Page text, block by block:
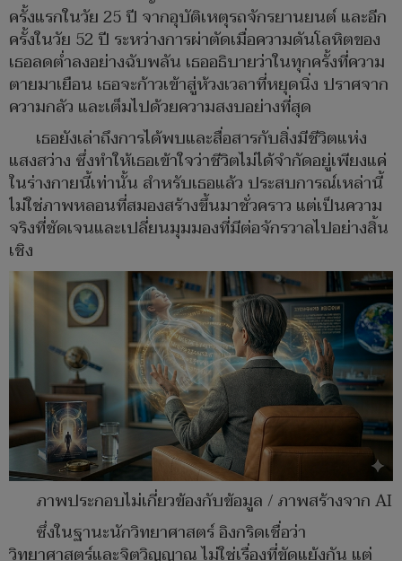
ครั้งแรกในวัย 25 ปี จากอุบัติเหตุรถจักรยานยนต์ และอีก
ครั้งในวัย 52 ปี ระหว่างการผ่าตัดเมื่อความดันโลหิตของ
เธอลดต่ำลงอย่างฉับพลัน เธออธิบายว่าในทุกครั้งที่ความ
ตายมาเยือน เธอจะก้าวเข้าสู่ห้วงเวลาที่หยุดนิ่ง ปราศจาก
ความกลัว และเต็มไปด้วยความสงบอย่างที่สุด
เธอยังเล่าถึงการได้พบและสื่อสารกับสิ่งมีชีวิตแห่ง
แสงสว่าง ซึ่งทำให้เธอเข้าใจว่าชีวิตไม่ได้จำกัดอยู่เพียงแค่
ในร่างกายนี้เท่านั้น สำหรับเธอแล้ว ประสบการณ์เหล่านี้
ไม่ใช่ภาพหลอนที่สมองสร้างขึ้นมาชั่วคราว แต่เป็นความ
จริงที่ชัดเจนและเปลี่ยนมุมมองที่มีต่อจักรวาลไปอย่างสิ้น
เชิง
ภาพประกอบไม่เกี่ยวข้องกับข้อมูล / ภาพสร้างจาก AI
ซึ่งในฐานะนักวิทยาศาสตร์ อิงกริดเชื่อว่า
วิทยาศาสตร์และจิตวิญญาณ ไม่ใช่เรื่องที่ขัดแย้งกัน แต่